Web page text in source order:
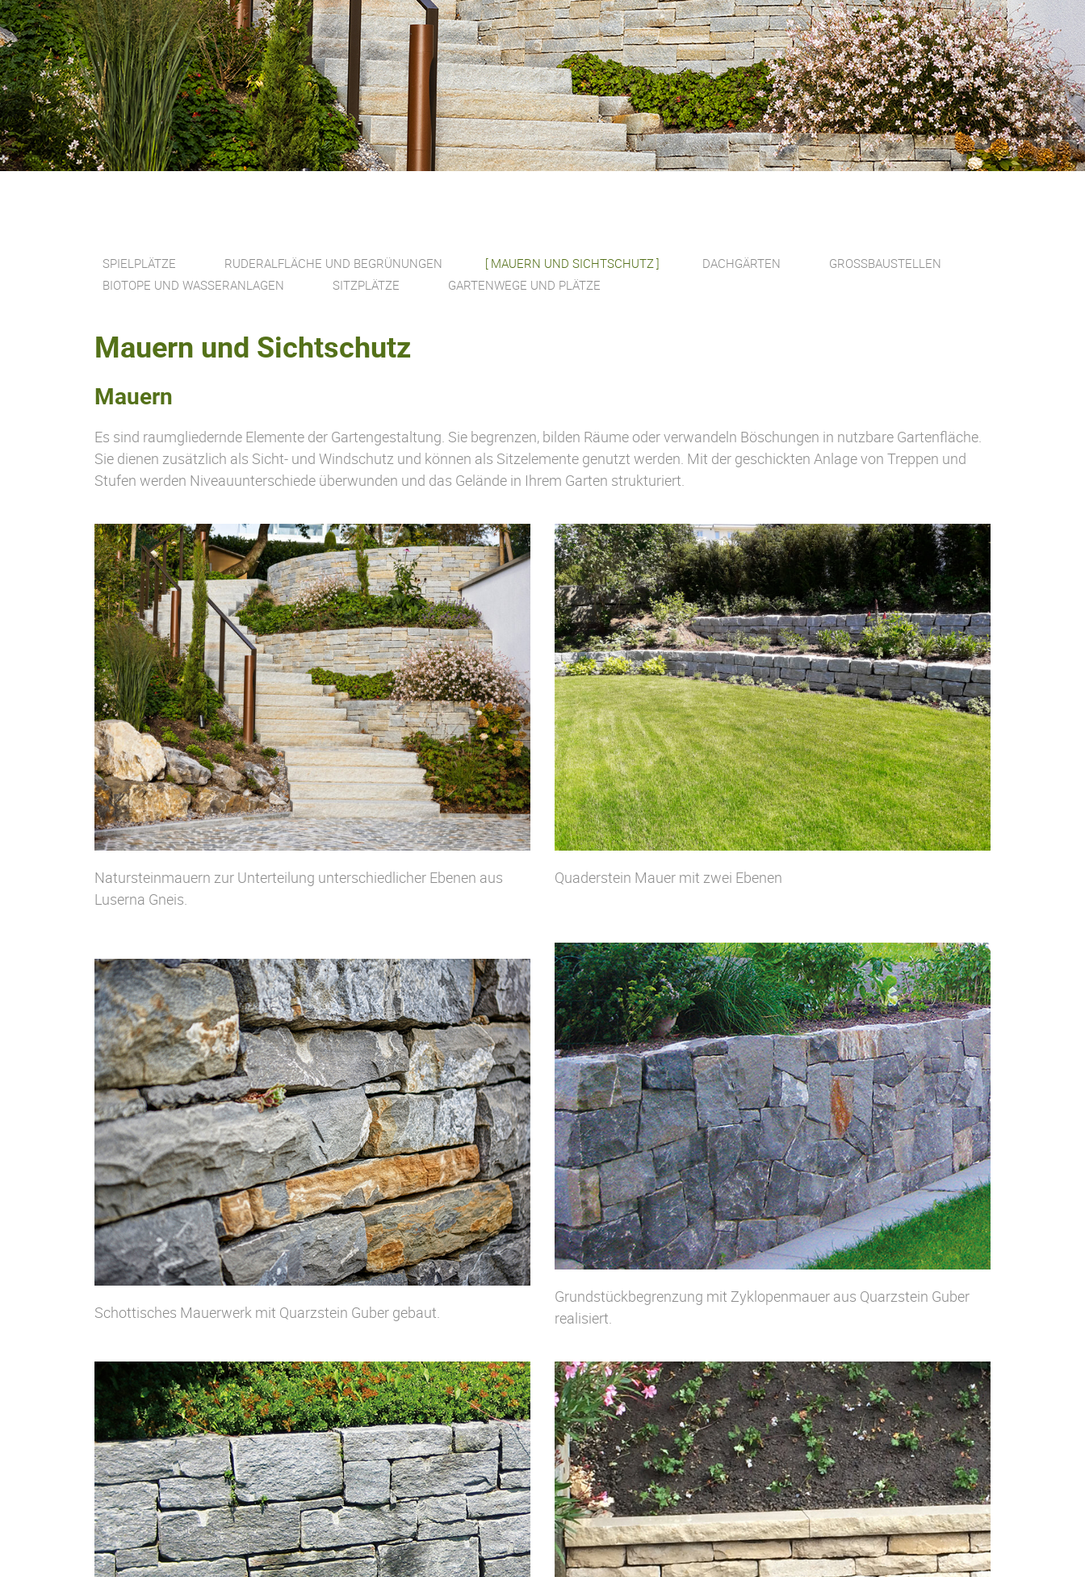
SPIELPLÄTZE RUDERALFLÄCHE UND BEGRÜNUNGEN MAUERN UND SICHTSCHUTZ DACHGÄRTEN
GROSSBAUSTELLEN
BIOTOPE UND WASSERANLAGEN
SITZPLÄTZE GARTENWEGE UND PLÄTZE
Mauern und Sichtschutz
Mauern
Es sind raumgliedernde Elemente der Gartengestaltung. Sie begrenzen, bilden Räume oder verwandeln Böschungen in nutzbare Gartenfläche.
Sie dienen zusätzlich als Sicht- und Windschutz und können als Sitzelemente genutzt werden. Mit der geschickten Anlage von Treppen und
Stufen werden Niveauunterschiede überwunden und das Gelände in Ihrem Garten strukturiert.
Natursteinmauern zur Unterteilung unterschiedlicher Ebenen aus
Luserna Gneis.
Quaderstein Mauer mit zwei Ebenen
Schottisches Mauerwerk mit Quarzstein Guber gebaut.
Grundstückbegrenzung mit Zyklopenmauer aus Quarzstein Guber
realisiert.